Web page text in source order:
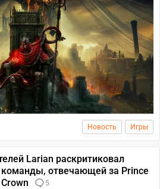
Новость Игры
Larian раскритиковал
команды, отвечающей за Prince
5